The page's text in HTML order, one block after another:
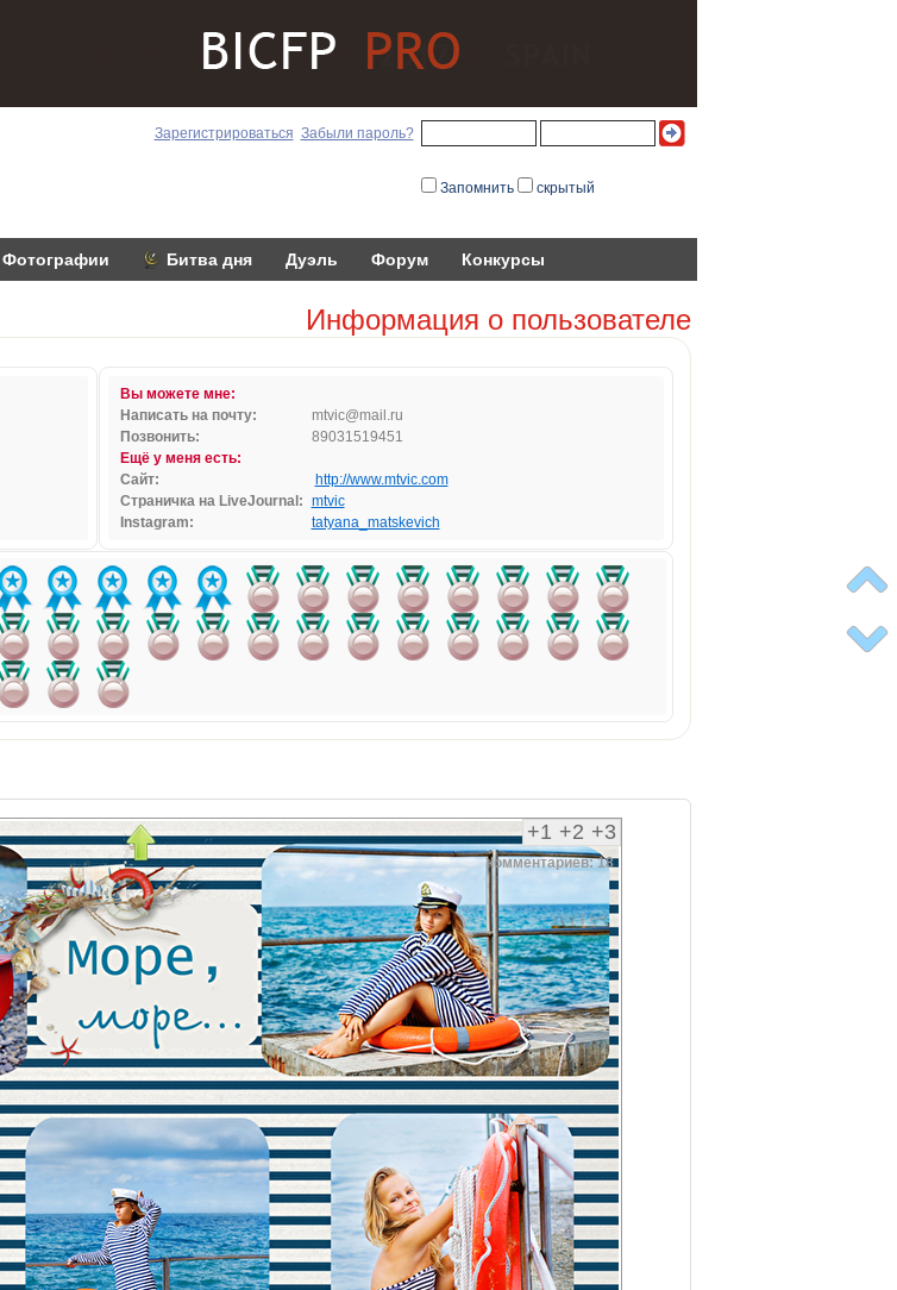
Зарегистрироваться Забыли пароль?
Запомнить скрытый
Фотографии Битва дня Дуэль Форум Конкурсы
Информация о пользователе
Вы можете мне:
Написать на почту:
mtvic@mail.ru
Позвонить:
89031519451
Ещё у меня есть:
Сайт:
http://www.mtvic.com
Страничка на LiveJournal: mtvic
Instagram:
tatyana_matskevich
+1 +2 +3
комментариев: 18